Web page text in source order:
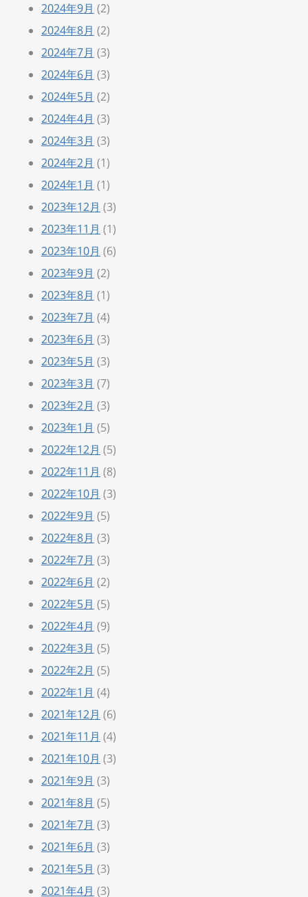
2024年9月 (2)
2024年8月 (2)
2024年7月 (3)
2024年6月 (3)
2024年5月 (2)
2024年4月 (3)
2024年3月 (3)
2024年2月 (1)
2024年1月 (1)
2023年12月 (3)
2023年11月 (1)
2023年10月 (6)
2023年9月 (2)
2023年8月 (1)
2023年7月 (4)
2023年6月 (3)
2023年5月 (3)
2023年3月 (7)
2023年2月 (3)
2023年1月 (5)
2022年12月 (5)
2022年11月 (8)
2022年10月 (3)
2022年9月 (5)
2022年8月 (3)
2022年7月 (3)
2022年6月 (2)
2022年5月 (5)
2022年4月 (9)
2022年3月 (5)
2022年2月 (5)
2022年1月 (4)
2021年12月 (6)
2021年11月 (4)
2021年10月 (3)
2021年9月 (3)
2021年8月 (5)
2021年7月 (3)
2021年6月 (3)
2021年5月 (3)
2021年4月 (3)